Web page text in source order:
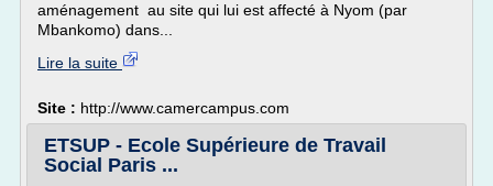
aménagement au site qui lui est affecté à Nyom (par
Mbankomo) dans...
Lire la suite
Site : http://www.camercampus.com
ETSUP - Ecole Supérieure de Travail
Social Paris ...